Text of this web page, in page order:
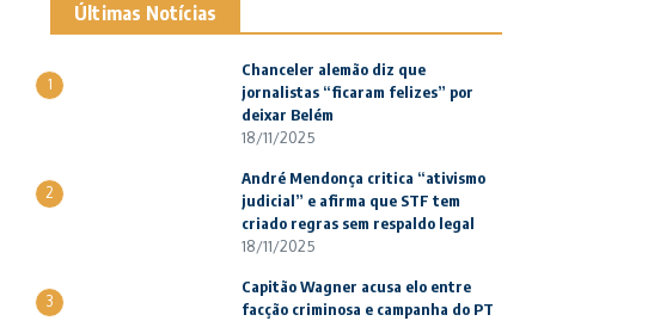
Últimas Notícias
1
Chanceler alemão diz que
jornalistas “ficaram felizes” por
deixar Belém
18/11/2025
2
André Mendonça critica “ativismo
judicial” e afirma que STF tem
criado regras sem respaldo legal
18/11/2025
3
Capitão Wagner acusa elo entre
facção criminosa e campanha do PT